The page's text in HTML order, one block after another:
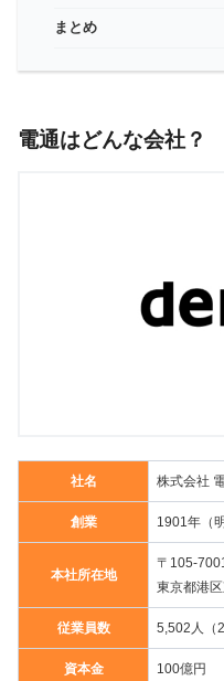
まとめ
電通はどんな会社？
社名 株式会社
創業 1901年（
本社所在地
〒105-7001
東京都港
従業員数 5,502人（
資本金 100億円